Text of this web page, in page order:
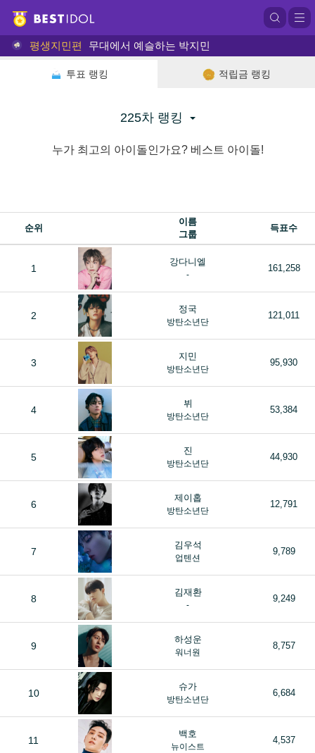
평생지민편 무대에서 예슬하는 박지민
투표 랭킹 적립금 랭킹
225차 랭킹
누가 최고의 아이돌인가요? 베스트 아이돌!
순위
이름
그룹
득표수
1
강다니엘
-
161,258
2
정국
방탄소년단
121,011
3
지민
방탄소년단
95,930
4
뷔
방탄소년단
53,384
5
진
방탄소년단
44,930
6
제이홉
방탄소년단
12,791
7
김우석
업텐션
9,789
8
김재환
-
9,249
9
하성운
워너원
8,757
10
슈가
방탄소년단
6,684
11
백호
뉴이스트
4,537